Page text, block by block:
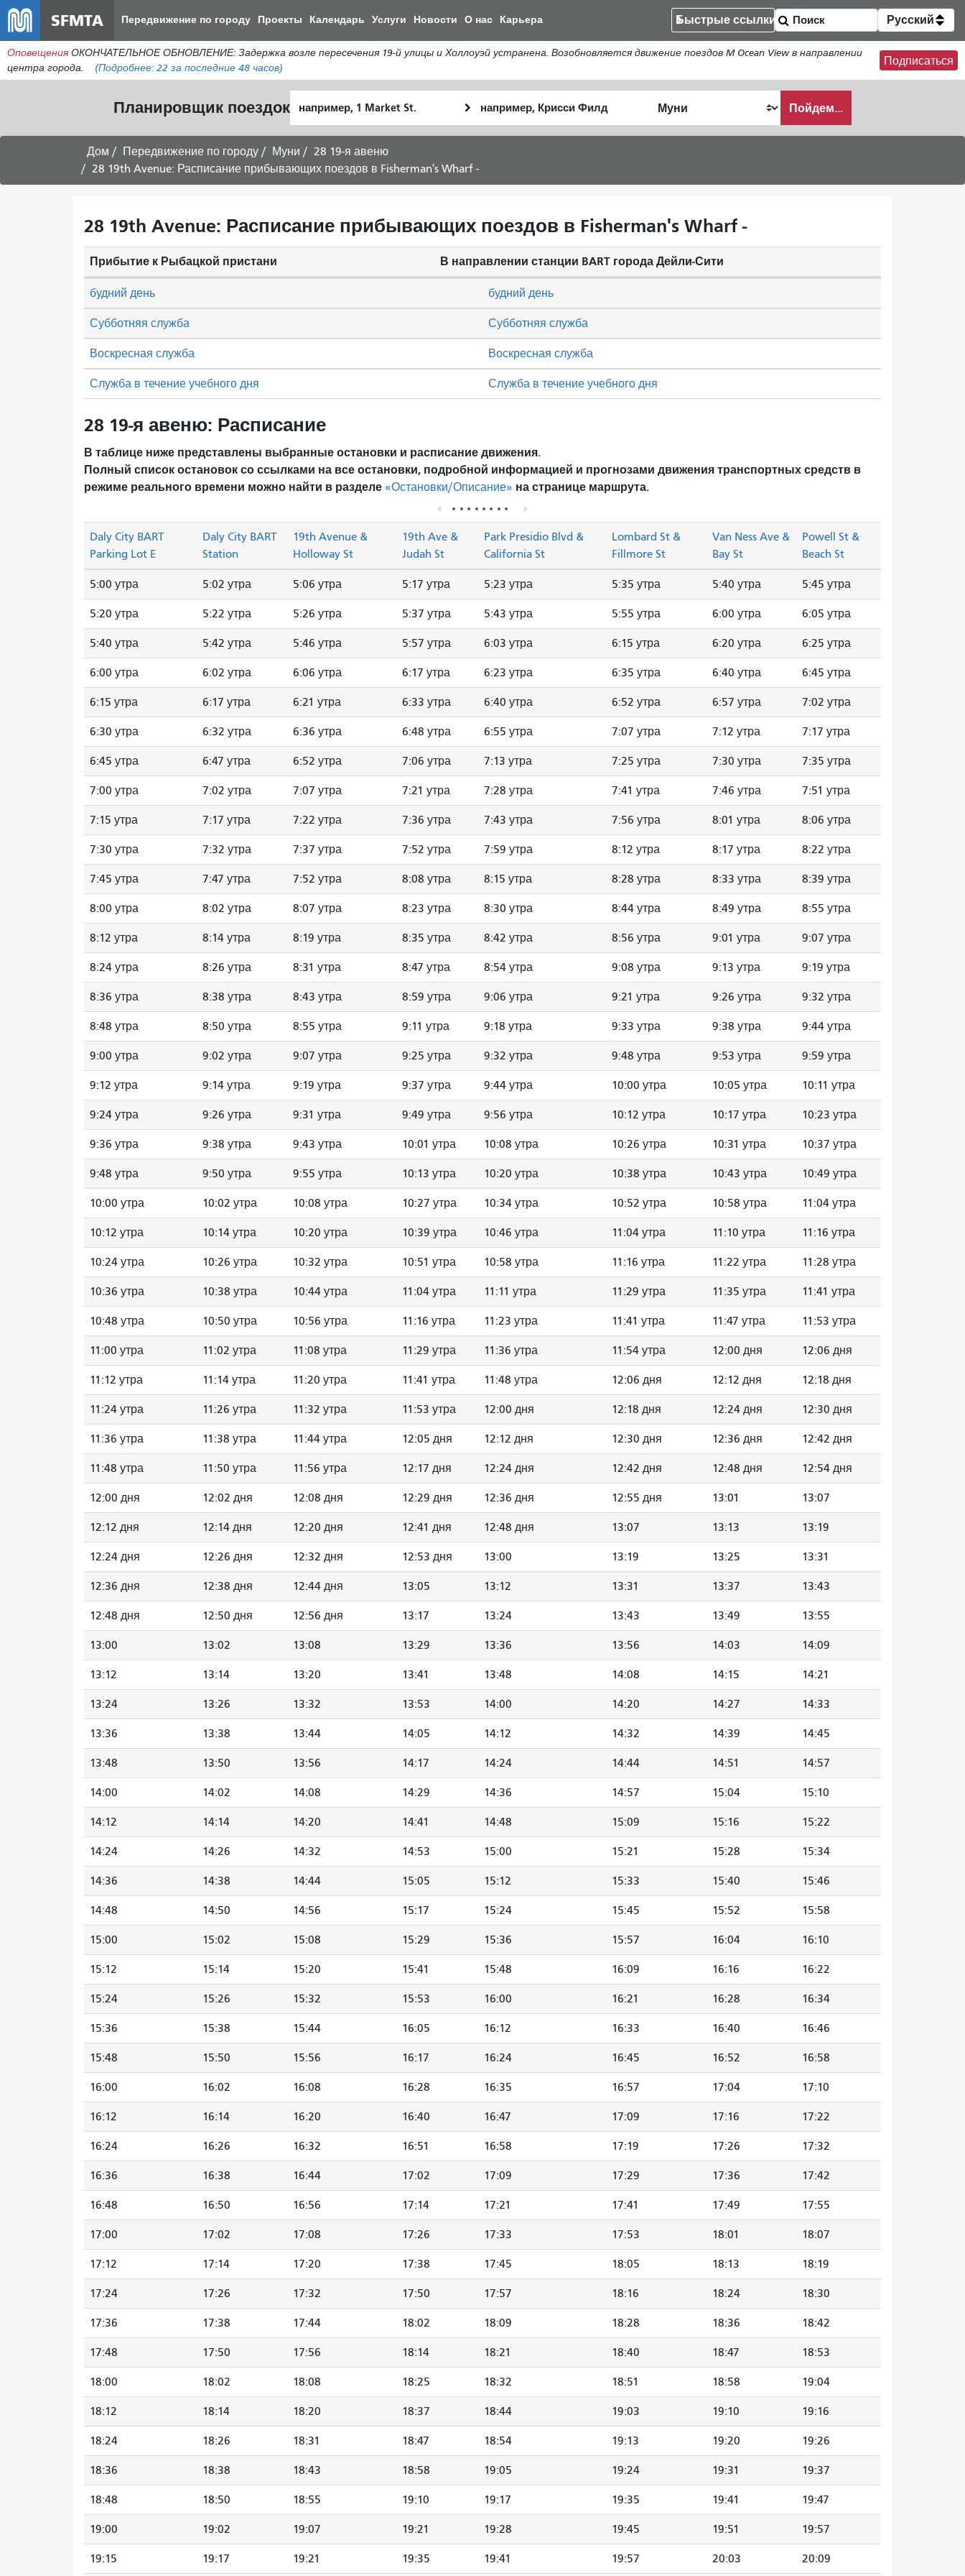
к
общему
содержанию
SFMTA Передвижение по городу Проекты Календарь Услуги Новости О нас Карьера Быстрые ссылки Русский
Оповещения ОКОНЧАТЕЛЬНОЕ ОБНОВЛЕНИЕ: Задержка возле пересечения 19-й улицы и Холлоуэй устранена. Возобновляется движение поездов M Ocean View в направлении
центра города.
(Подробнее: 22 за последние 48 часов)
Подписаться
Планировщик поездок местоположение
окончания
я
Пойдем...
Дом Передвижение по городу Муни
28 19-я авеню
28 19th Avenue: Расписание прибывающих поездов в Fisherman's Wharf -
28 19th Avenue: Расписание прибывающих поездов в Fisherman's Wharf -
Прибытие к Рыбацкой пристани В направлении станции BART города Дейли-Сити
Субботняя служба Субботняя служба
Воскресная служба Воскресная служба
будний день будний день
Служба в течение учебного дня Служба в течение учебного дня
28 19-я авеню: Расписание
В таблице ниже представлены выбранные остановки и расписание движения.
Полный список остановок со ссылками на все остановки, подробной информацией и прогнозами движения транспортных средств в
режиме реального времени можно найти в разделе «Остановки/Описание» на странице маршрута.
Daly City BART
Parking Lot E
Daly City BART
Station
19th Avenue &
Holloway St
19th Ave &
Judah St
Park Presidio Blvd &
California St
Lombard St &
Fillmore St
Van Ness Ave &
Bay St
Powell St &
Beach St
5:00 утра 5:02 утра 5:06 утра 5:17 утра 5:23 утра 5:35 утра 5:40 утра 5:45 утра
5:20 утра 5:22 утра 5:26 утра 5:37 утра 5:43 утра 5:55 утра 6:00 утра 6:05 утра
5:40 утра 5:42 утра 5:46 утра 5:57 утра 6:03 утра 6:15 утра 6:20 утра 6:25 утра
6:00 утра 6:02 утра 6:06 утра 6:17 утра 6:23 утра 6:35 утра 6:40 утра 6:45 утра
6:15 утра 6:17 утра 6:21 утра 6:33 утра 6:40 утра 6:52 утра 6:57 утра 7:02 утра
6:30 утра 6:32 утра 6:36 утра 6:48 утра 6:55 утра 7:07 утра 7:12 утра 7:17 утра
6:45 утра 6:47 утра 6:52 утра 7:06 утра 7:13 утра 7:25 утра 7:30 утра 7:35 утра
7:00 утра 7:02 утра 7:07 утра 7:21 утра 7:28 утра 7:41 утра 7:46 утра 7:51 утра
7:15 утра 7:17 утра 7:22 утра 7:36 утра 7:43 утра 7:56 утра 8:01 утра 8:06 утра
7:30 утра 7:32 утра 7:37 утра 7:52 утра 7:59 утра 8:12 утра 8:17 утра 8:22 утра
7:45 утра 7:47 утра 7:52 утра 8:08 утра 8:15 утра 8:28 утра 8:33 утра 8:39 утра
8:00 утра 8:02 утра 8:07 утра 8:23 утра 8:30 утра 8:44 утра 8:49 утра 8:55 утра
8:12 утра 8:14 утра 8:19 утра 8:35 утра 8:42 утра 8:56 утра 9:01 утра 9:07 утра
8:24 утра 8:26 утра 8:31 утра 8:47 утра 8:54 утра 9:08 утра 9:13 утра 9:19 утра
8:36 утра 8:38 утра 8:43 утра 8:59 утра 9:06 утра 9:21 утра 9:26 утра 9:32 утра
8:48 утра 8:50 утра 8:55 утра 9:11 утра 9:18 утра 9:33 утра 9:38 утра 9:44 утра
9:00 утра 9:02 утра 9:07 утра 9:25 утра 9:32 утра 9:48 утра 9:53 утра 9:59 утра
9:12 утра 9:14 утра 9:19 утра 9:37 утра 9:44 утра 10:00 утра 10:05 утра 10:11 утра
9:24 утра 9:26 утра 9:31 утра 9:49 утра 9:56 утра 10:12 утра 10:17 утра 10:23 утра
9:36 утра 9:38 утра 9:43 утра 10:01 утра 10:08 утра 10:26 утра 10:31 утра 10:37 утра
9:48 утра 9:50 утра 9:55 утра 10:13 утра 10:20 утра 10:38 утра 10:43 утра 10:49 утра
10:00 утра 10:02 утра 10:08 утра 10:27 утра 10:34 утра 10:52 утра 10:58 утра 11:04 утра
10:12 утра 10:14 утра 10:20 утра 10:39 утра 10:46 утра 11:04 утра 11:10 утра 11:16 утра
10:24 утра 10:26 утра 10:32 утра 10:51 утра 10:58 утра 11:16 утра 11:22 утра 11:28 утра
10:36 утра 10:38 утра 10:44 утра 11:04 утра 11:11 утра 11:29 утра 11:35 утра 11:41 утра
10:48 утра 10:50 утра 10:56 утра 11:16 утра 11:23 утра 11:41 утра 11:47 утра 11:53 утра
11:00 утра 11:02 утра 11:08 утра 11:29 утра 11:36 утра 11:54 утра 12:00 дня 12:06 дня
11:12 утра 11:14 утра 11:20 утра 11:41 утра 11:48 утра 12:06 дня 12:12 дня 12:18 дня
11:24 утра 11:26 утра 11:32 утра 11:53 утра 12:00 дня 12:18 дня 12:24 дня 12:30 дня
11:36 утра 11:38 утра 11:44 утра 12:05 дня 12:12 дня 12:30 дня 12:36 дня 12:42 дня
11:48 утра 11:50 утра 11:56 утра 12:17 дня 12:24 дня 12:42 дня 12:48 дня 12:54 дня
12:00 дня 12:02 дня 12:08 дня 12:29 дня 12:36 дня 12:55 дня 13:01 13:07
12:12 дня 12:14 дня 12:20 дня 12:41 дня 12:48 дня 13:07 13:13 13:19
12:24 дня 12:26 дня 12:32 дня 12:53 дня 13:00 13:19 13:25 13:31
12:36 дня 12:38 дня 12:44 дня 13:05 13:12 13:31 13:37 13:43
12:48 дня 12:50 дня 12:56 дня 13:17 13:24 13:43 13:49 13:55
13:00 13:02 13:08 13:29 13:36 13:56 14:03 14:09
13:12 13:14 13:20 13:41 13:48 14:08 14:15 14:21
13:24 13:26 13:32 13:53 14:00 14:20 14:27 14:33
13:36 13:38 13:44 14:05 14:12 14:32 14:39 14:45
13:48 13:50 13:56 14:17 14:24 14:44 14:51 14:57
14:00 14:02 14:08 14:29 14:36 14:57 15:04 15:10
14:12 14:14 14:20 14:41 14:48 15:09 15:16 15:22
14:24 14:26 14:32 14:53 15:00 15:21 15:28 15:34
14:36 14:38 14:44 15:05 15:12 15:33 15:40 15:46
14:48 14:50 14:56 15:17 15:24 15:45 15:52 15:58
15:00 15:02 15:08 15:29 15:36 15:57 16:04 16:10
15:12 15:14 15:20 15:41 15:48 16:09 16:16 16:22
15:24 15:26 15:32 15:53 16:00 16:21 16:28 16:34
15:36 15:38 15:44 16:05 16:12 16:33 16:40 16:46
15:48 15:50 15:56 16:17 16:24 16:45 16:52 16:58
16:00 16:02 16:08 16:28 16:35 16:57 17:04 17:10
16:12 16:14 16:20 16:40 16:47 17:09 17:16 17:22
16:24 16:26 16:32 16:51 16:58 17:19 17:26 17:32
16:36 16:38 16:44 17:02 17:09 17:29 17:36 17:42
16:48 16:50 16:56 17:14 17:21 17:41 17:49 17:55
17:00 17:02 17:08 17:26 17:33 17:53 18:01 18:07
17:12 17:14 17:20 17:38 17:45 18:05 18:13 18:19
17:24 17:26 17:32 17:50 17:57 18:16 18:24 18:30
17:36 17:38 17:44 18:02 18:09 18:28 18:36 18:42
17:48 17:50 17:56 18:14 18:21 18:40 18:47 18:53
18:00 18:02 18:08 18:25 18:32 18:51 18:58 19:04
18:12 18:14 18:20 18:37 18:44 19:03 19:10 19:16
18:24 18:26 18:31 18:47 18:54 19:13 19:20 19:26
18:36 18:38 18:43 18:58 19:05 19:24 19:31 19:37
18:48 18:50 18:55 19:10 19:17 19:35 19:41 19:47
19:00 19:02 19:07 19:21 19:28 19:45 19:51 19:57
19:15 19:17 19:21 19:35 19:41 19:57 20:03 20:09